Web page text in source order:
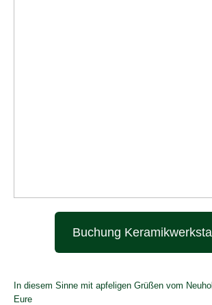
Buchung
In diesem Sinne mit apfeligen Grüßen vom
Eure